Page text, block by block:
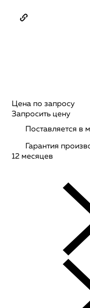
Цена по запросу
Запросить цену
Поставляется в
Гарантия
12 месяцев